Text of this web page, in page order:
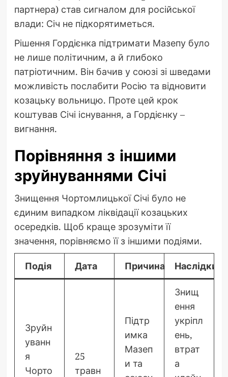
партнера) став сигналом для російської
влади: Січ не підкорятиметься.
Рішення Гордієнка підтримати Мазепу було
не лише політичним, а й глибоко
патріотичним. Він бачив у союзі зі шведами
можливість послабити Росію та відновити
козацьку вольницю. Проте цей крок
коштував Січі існування, а Гордієнку –
вигнання.
Порівняння з іншими
зруйнуваннями Січі
Знищення Чортомлицької Січі було не
єдиним випадком ліквідації козацьких
осередків. Щоб краще зрозуміти її
значення, порівняємо її з іншими подіями.
Подія Дата Причина Наслідки
Зруйн
уванн
я
Чорто
25
травн
Підтр
имка
Мазеп
и та
Знищ
ення
укріпл
ень,
втрат
а